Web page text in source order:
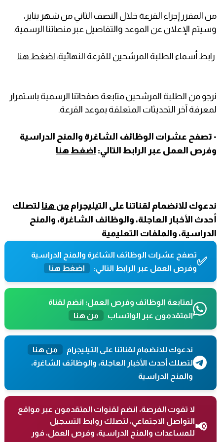
من المقرر إجراء القرعة خلال النصف الثاني من شهر يناير،
وسيتم الإعلان عن الموعد والتفاصيل عبر منصاتنا الرسمية.
رابط أسماء الطلبة المرشحين للقرعة النهائية: اضغط هنا
نرجو من الطلبة المرشحين متابعة صفحاتنا الرسمية باستمرار
لمعرفة آخر التحديثات المتعلقة بموعد القرعة.
- تصفح عشرات الوظائف الشاغرة والمنح الدراسية
وفرص العمل عبر الرابط التالي: اضغط هنا
ندعوك للانضمام لقناتنا على التيليجرام من هنا لتصلك
أحدث الأخبار العاجلة، والوظائف الشاغرة، والمنح
الدراسية، والملفات التعليمية
✅تصفح عشرات الوظائف الشاغرة والمنح الدراسية
وفرص العمل عبر الرابط التالي:
اضغط هنا
لمتابعة الوظائف وفرص العمل؛ انضم لقناة
المتقدمون عبر الواتساب
من هنا
ندعوك للانضمام لقناتنا على التيليجرام
من هنا
لتصلك أحدث الأخبار العاجلة، والوظائف الشاغرة،
والمنح الدراسية
📢
لا تفوت الفرصة، انضم لقنوات المتقدمون عبر مواقع
التواصل الاجتماعي، لتصلك روابط التسجيل
للمساعدات والمنح الدراسية، وفرص العمل، فور